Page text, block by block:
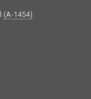
(A-1454)